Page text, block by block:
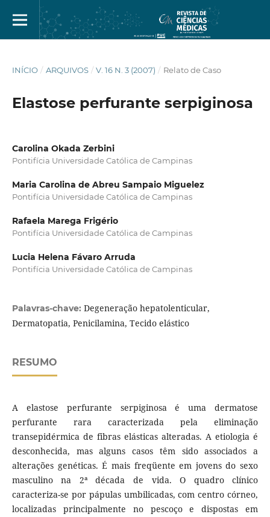
INÍCIO / ARQUIVOS / V. 16 N. 3 (2007) / Relato de Caso
Elastose perfurante serpiginosa
Carolina Okada Zerbini
Pontifícia Universidade Católica de Campinas
Maria Carolina de Abreu Sampaio Miguelez
Pontifícia Universidade Católica de Campinas
Rafaela Marega Frigério
Pontifícia Universidade Católica de Campinas
Lucia Helena Fávaro Arruda
Pontifícia Universidade Católica de Campinas
Palavras-chave: Degeneração hepatolenticular,
Dermatopatia, Penicilamina, Tecido elástico
RESUMO
A elastose perfurante serpiginosa é uma dermatose
perfurante rara caracterizada pela eliminação
transepidérmica de fibras elásticas alteradas. A etiologia é
desconhecida, mas alguns casos têm sido associados a
alterações genéticas. É mais freqüente em jovens do sexo
masculino na 2ª década de vida. O quadro clínico
caracteriza-se por pápulas umbilicadas, com centro córneo,
localizadas principalmente no pescoço e dispostas em